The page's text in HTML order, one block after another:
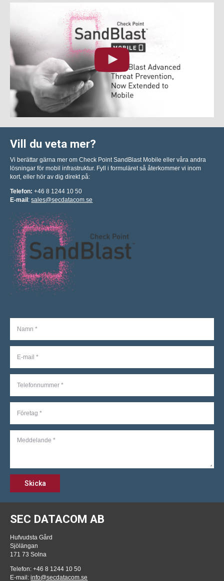
Vill du veta mer?
Vi berättar gärna mer om Check Point SandBlast Mobile eller våra andra
lösningar för mobil infrastruktur. Fyll i formuläret så återkommer vi inom
kort, eller hör av dig direkt på:
Telefon: +46 8 1244 10 50
E-mail:sales@secdatacom.se
Skicka
SEC DATACOM AB
Hufvudsta Gård
Sjölängan
171 73 Solna
Telefon: +46 8 1244 10 50
E-mail:info@secdatacom.se